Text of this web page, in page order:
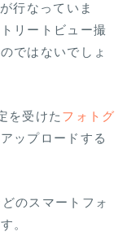
行なっていま
リートビュー撮
ではないでしょ
を受けた フォトグ
ップロードする
のスマートフォ
。